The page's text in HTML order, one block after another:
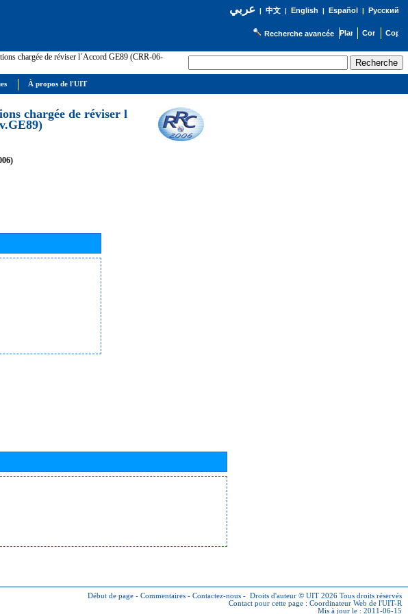
عربي| 中文| English | Español | Русский
Recherche avancée
chargée de réviser l´Accord GE89 (CRR-06-
chargée de réviser l
Début de page - Commentaires - Contactez-nous - Droits d'auteur © UIT 2026 Tous droits réservés
Contact pour cette page : Coordinateur Web de l'UIT-R
Mis à jour le : 2011-06-15
À propos de l'UIT